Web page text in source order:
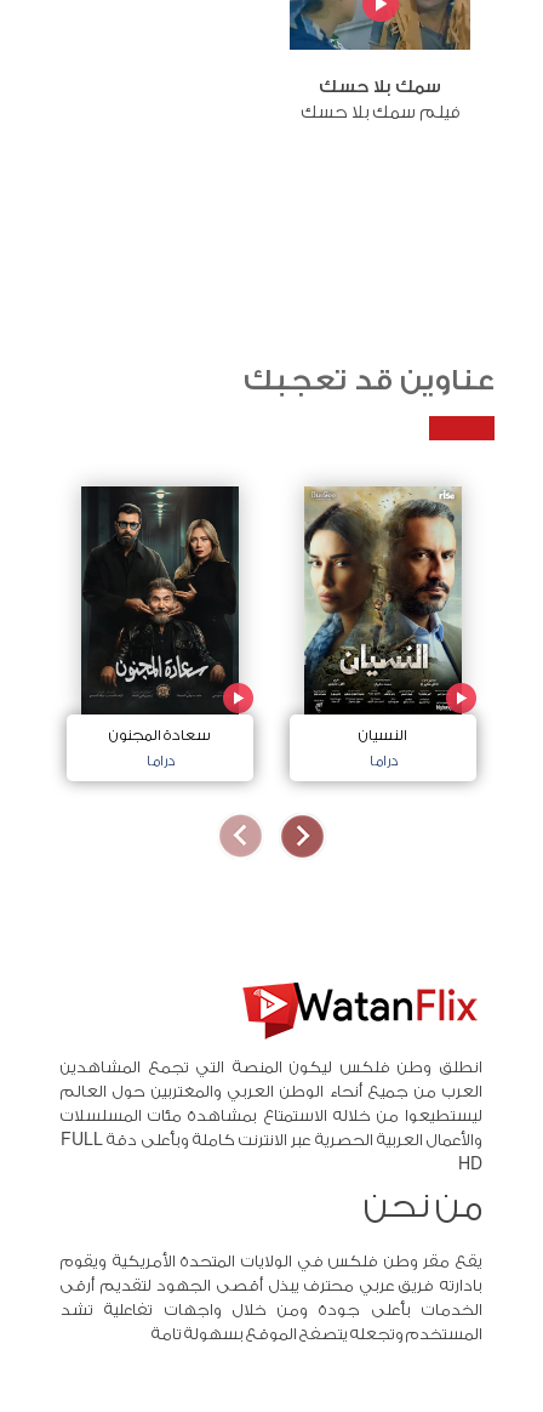
سمك بلا حسك
فيلم سمك بلا حسك
عناوين قد تعجبك
النسيان
دراما
سعادة المجنون
دراما
انطلق وطن فلكس ليكون المنصة التي تجمع المشاهدين
العرب من جميع أنحاء الوطن العربي والمغتربين حول العالم
ليستطيعوا من خلاله الاستمتاع بمشاهدة مئات المسلسلات
والأعمال العربية الحصرية عبر الانترنت كاملة وبأعلى دقة FULL
HD
من نحن
يقع مقر وطن فلكس في الولايات المتحدة الأمريكية ويقوم
بادارته فريق عربي محترف يبذل أقصى الجهود لتقديم أرقى
الخدمات بأعلى جودة ومن خلال واجهات تفاعلية تشد
المستخدم وتجعله يتصفح الموقع بسهولة تامة